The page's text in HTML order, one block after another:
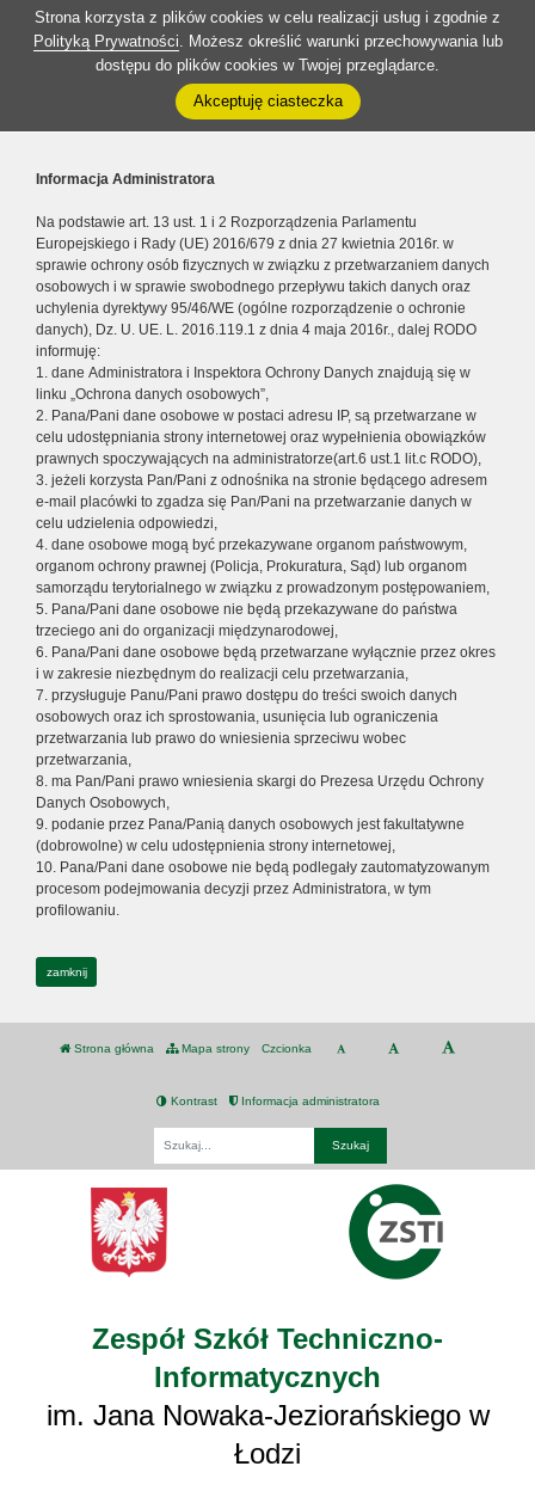
Strona korzysta z plików cookies w celu realizacji usług i zgodnie z
Polityką Prywatności. Możesz określić warunki przechowywania lub
dostępu do plików cookies w Twojej przeglądarce.
Akceptuję ciasteczka
Informacja Administratora
Na podstawie art. 13 ust. 1 i 2 Rozporządzenia Parlamentu
Europejskiego i Rady (UE) 2016/679 z dnia 27 kwietnia 2016r. w
sprawie ochrony osób fizycznych w związku z przetwarzaniem danych
osobowych i w sprawie swobodnego przepływu takich danych oraz
uchylenia dyrektywy 95/46/WE (ogólne rozporządzenie o ochronie
danych), Dz. U. UE. L. 2016.119.1 z dnia 4 maja 2016r., dalej RODO
informuję:
1. dane Administratora i Inspektora Ochrony Danych znajdują się w
linku „Ochrona danych osobowych”,
2. Pana/Pani dane osobowe w postaci adresu IP, są przetwarzane w
celu udostępniania strony internetowej oraz wypełnienia obowiązków
prawnych spoczywających na administratorze(art.6 ust.1 lit.c RODO),
3. jeżeli korzysta Pan/Pani z odnośnika na stronie będącego adresem
e-mail placówki to zgadza się Pan/Pani na przetwarzanie danych w
celu udzielenia odpowiedzi,
4. dane osobowe mogą być przekazywane organom państwowym,
organom ochrony prawnej (Policja, Prokuratura, Sąd) lub organom
samorządu terytorialnego w związku z prowadzonym postępowaniem,
5. Pana/Pani dane osobowe nie będą przekazywane do państwa
trzeciego ani do organizacji międzynarodowej,
6. Pana/Pani dane osobowe będą przetwarzane wyłącznie przez okres
i w zakresie niezbędnym do realizacji celu przetwarzania,
7. przysługuje Panu/Pani prawo dostępu do treści swoich danych
osobowych oraz ich sprostowania, usunięcia lub ograniczenia
przetwarzania lub prawo do wniesienia sprzeciwu wobec
przetwarzania,
8. ma Pan/Pani prawo wniesienia skargi do Prezesa Urzędu Ochrony
Danych Osobowych,
9. podanie przez Pana/Panią danych osobowych jest fakultatywne
(dobrowolne) w celu udostępnienia strony internetowej,
10. Pana/Pani dane osobowe nie będą podlegały zautomatyzowanym
procesom podejmowania decyzji przez Administratora, w tym
profilowaniu.
zamknij
Strona główna Mapa strony Czcionka
Kontrast Informacja administratora
Zespół Szkół Techniczno-
Informatycznych
im. Jana Nowaka-Jeziorańskiego w
Łodzi